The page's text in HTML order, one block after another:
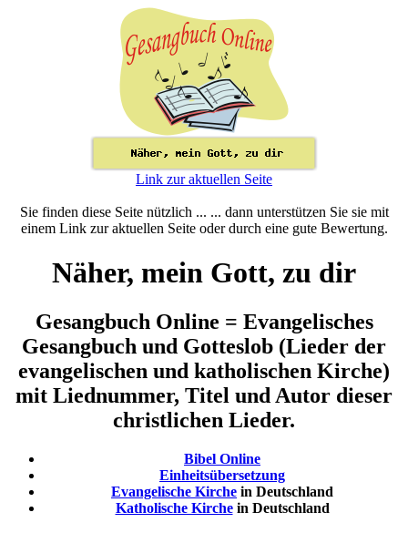
Link zur aktuellen Seite
Sie finden diese Seite nützlich ... ... dann unterstützen Sie sie mit
einem Link zur aktuellen Seite oder durch eine gute Bewertung.
Näher, mein Gott, zu dir
Gesangbuch Online = Evangelisches
Gesangbuch und Gotteslob (Lieder der
evangelischen und katholischen Kirche)
mit Liednummer, Titel und Autor dieser
christlichen Lieder.
Bibel Online
Einheitsübersetzung
Evangelische Kirche in Deutschland
Katholische Kirchein Deutschland